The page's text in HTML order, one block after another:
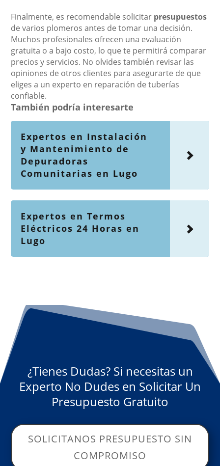
Finalmente, es recomendable solicitar presupuestos
de varios plomeros antes de tomar una decisión.
Muchos profesionales ofrecen una evaluación
gratuita o a bajo costo, lo que te permitirá comparar
precios y servicios. No olvides también revisar las
opiniones de otros clientes para asegurarte de que
eliges a un experto en reparación de tuberías
confiable.
También podría interesarte
Expertos en Instalación
y Mantenimiento de
Depuradoras
Comunitarias en Lugo
Expertos en Termos
Eléctricos 24 Horas en
Lugo
¿Tienes Dudas? Si necesitas un
Experto No Dudes en Solicitar Un
Presupuesto Gratuito
SOLICITANOS PRESUPUESTO SIN
COMPROMISO